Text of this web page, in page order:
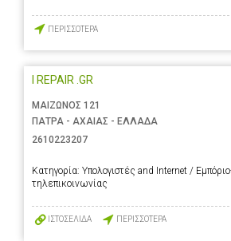
ΠΕΡΙΣΣΟΤΕΡΑ
I REPAIR .GR
ΜΑΙΖΩΝΟΣ 121
ΠΑΤΡΑ - ΑΧΑΙΑΣ - ΕΛΛΑΔΑ
2610223207
Κατηγορία: Υπολογιστές and Internet /
τηλεπικοινωνίας
ΙΣΤΟΣΕΛΙΔΑ ΠΕΡΙΣΣΟΤΕΡΑ